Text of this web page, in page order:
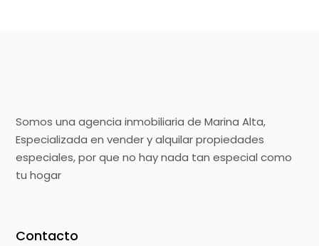
Somos una agencia inmobiliaria de Marina Alta,
Especializada en vender y alquilar propiedades
especiales, por que no hay nada tan especial como
tu hogar
Contacto